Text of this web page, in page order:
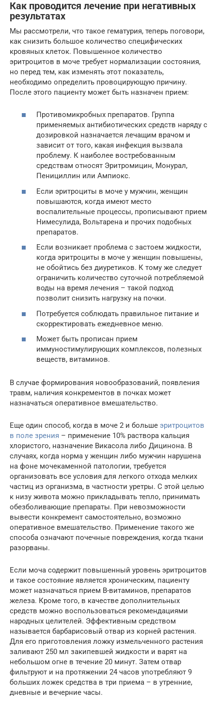
Как проводится лечение при негативных
результатах
Мы рассмотрели, что такое гематурия, теперь поговори,
как снизить большое количество специфических
кровяных клеток. Повышенное количество
эритроцитов в моче требует нормализации состояния,
но перед тем, как изменять этот показатель,
необходимо определить провоцирующую причину.
После этого пациенту может быть назначен прием:
Противомикробных препаратов. Группа
применяемых антибиотических средств наряду с
дозировкой назначается лечащим врачом и
зависит от того, какая инфекция вызвала
проблему. К наиболее востребованным
средствам относят Эритромицин, Монурал,
Пенициллин или Ампиокс.
Если эритроциты в моче у мужчин, женщин
повышаются, когда имеют место
воспалительные процессы, прописывают прием
Нимесулида, Вольтарена и прочих подобных
препаратов.
Если возникает проблема с застоем жидкости,
когда эритроциты в моче у женщин повышены,
не обойтись без диуретиков. К тому же следует
ограничить количество суточной потребляемой
воды на время лечения – такой подход
позволит снизить нагрузку на почки.
Потребуется соблюдать правильное питание и
скорректировать ежедневное меню.
Может быть прописан прием
иммуностимулирующих комплексов, полезных
веществ, витаминов.
В случае формирования новообразований, появления
травм, наличия конкрементов в почках может
назначаться оперативное вмешательство.
Еще один способ, когда в моче 2 и больше эритроцитов
в поле зрения – применение 10% раствора кальция
хлористого, назначение Викасола либо Дицинона. В
случаях, когда норма у женщин либо мужчин нарушена
на фоне мочекаменной патологии, требуется
организовать все условия для легкого отхода мелких
частиц из организма, в частности уретры. С этой целью
к низу живота можно прикладывать тепло, принимать
обезболивающие препараты. При невозможности
вывести конкремент самостоятельно, возможно
оперативное вмешательство. Применение такого же
способа означают почечные повреждения, когда ткани
разорваны.
Если моча содержит повышенный уровень эритроцитов
и такое состояние является хроническим, пациенту
может назначаться прием В-витаминов, препаратов
железа. Кроме того, в качестве дополнительных
средств можно воспользоваться рекомендациями
народных целителей. Эффективным средством
называется барбарисовый отвар из корней растения.
Для его приготовления ложку измельченного растения
заливают 250 мл закипевшей жидкости и варят на
небольшом огне в течение 20 минут. Затем отвар
фильтруют и на протяжении 24 часов употребляют 9
больших ложек средства в три приема – в утренние,
дневные и вечерние часы.